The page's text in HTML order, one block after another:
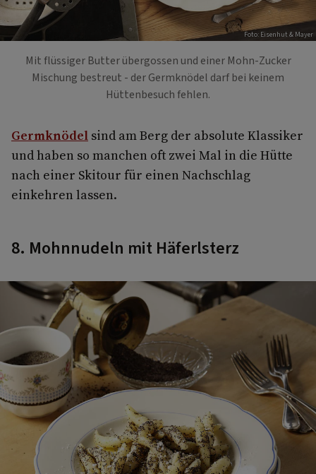
Foto: Eisenhut & Mayer
Mit flüssiger Butter übergossen und einer Mohn-Zucker
Mischung bestreut - der Germknödel darf bei keinem
Hüttenbesuch fehlen.
Germknödel sind am Berg der absolute Klassiker
und haben so manchen oft zwei Mal in die Hütte
nach einer Skitour für einen Nachschlag
einkehren lassen.
8. Mohnnudeln mit Häferlsterz